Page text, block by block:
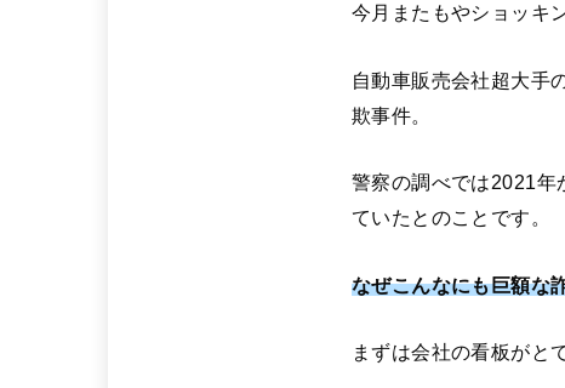
今月またもやショッキ
自動車販売会社超大手
欺事件。
警察の調べでは2021年
ていたとのことです。
なぜこんなにも巨額な
まずは会社の看板がと